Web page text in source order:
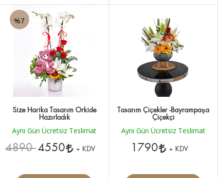
%7
Size Harika Tasarım Orkide
Hazırladık
Aynı Gün Ücretsiz Teslimat
48904550 + KDV
Tasarım Çiçekler -Bayrampaşa
Çiçekçi
Aynı Gün Ücretsiz Teslimat
1790 + KDV